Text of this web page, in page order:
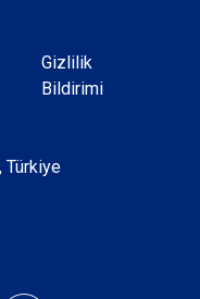
Gizlilik
Bildirimi
Türkiye